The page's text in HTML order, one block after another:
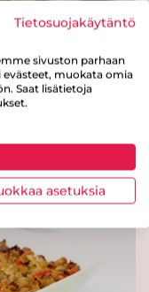
Pasta
Tietosuojakäytäntö
sivuston parhaan
muokata omia
Saat lisätietoja
asetuksia